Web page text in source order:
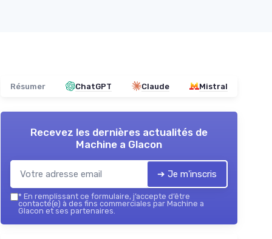
Résumer ChatGPT Claude Mistral
Recevez les dernières actualités de
Machine a Glacon
➔ Je m'inscris
* En remplissant ce formulaire, j’accepte d’être
contacté(e) à des fins commerciales par Machine a
Glacon et ses partenaires.